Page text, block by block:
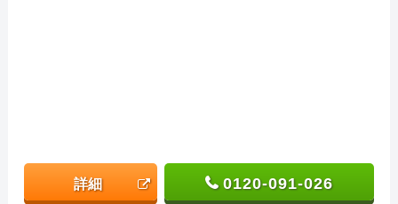
詳細 0120-091-026